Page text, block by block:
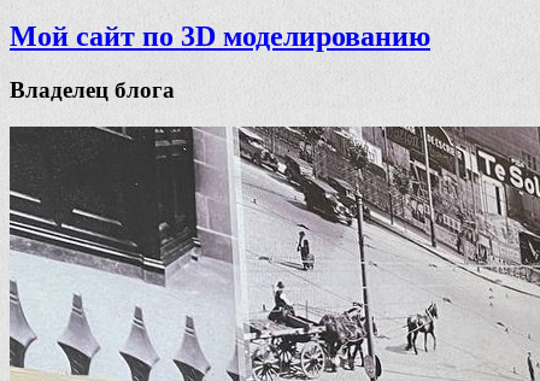
Мой сайт по 3D моделированию
Владелец блога